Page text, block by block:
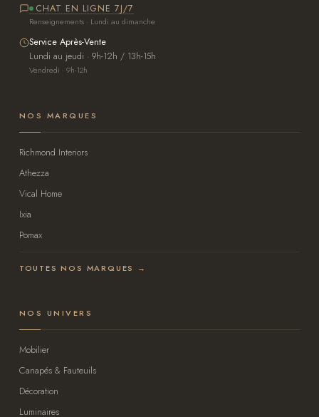
CHAT EN LIGNE 7J/7
Renseignements · Lundi au dimanche
Service Après-Vente
Lundi au jeudi · 9h-12h / 13h-15h
Vendredi · 9h-12h
NOS MARQUES
Richmond Interiors
Athezza
Vical Home
Ixia
Pomax
TOUTES NOS MARQUES →
NOS UNIVERS
Mobilier
Canapés & Fauteuils
Décoration
Luminaires